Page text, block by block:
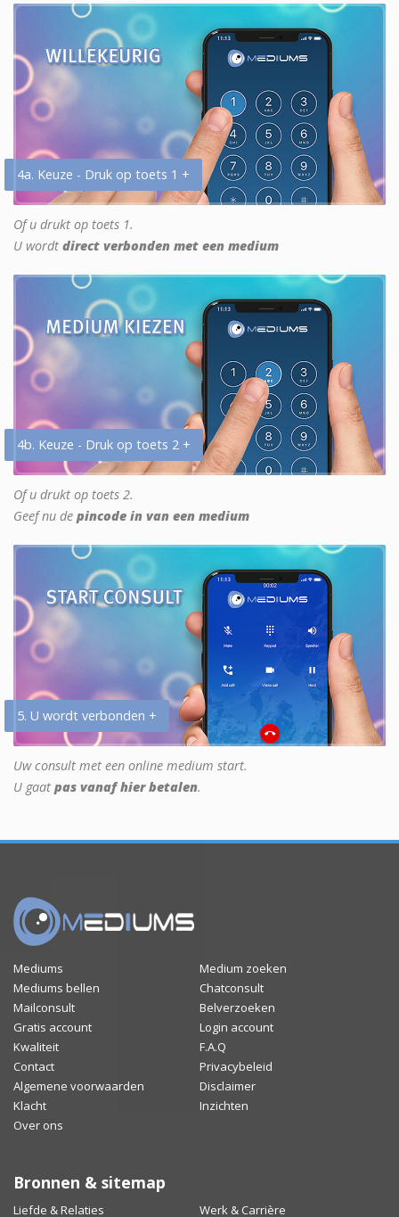
4a. Keuze - Druk op toets 1 +
Of u drukt op toets 1.
U wordt direct verbonden met een medium
4b. Keuze - Druk op toets 2 +
Of u drukt op toets 2.
Geef nu de pincode in van een medium
5. U wordt verbonden +
Uw consult met een online medium start.
U gaat pas vanaf hier betalen.
Mediums
Medium zoeken
Mediums bellen
Chatconsult
Mailconsult
Belverzoeken
Gratis account
Login account
Kwaliteit
F.A.Q
Contact
Privacybeleid
Algemene voorwaarden
Disclaimer
Klacht
Inzichten
Over ons
Bronnen & sitemap
Liefde & Relaties Werk & Carrière